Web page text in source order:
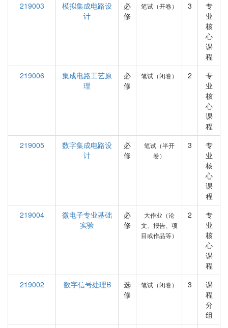
219003
模拟集成电路设
计
必
修
笔试（开卷） 3
专
业
核
心
课
程
219006
集成电路工艺原
理
必
修
笔试（闭卷） 2
专
业
核
心
课
程
219005
数字集成电路设
计
必
修
笔试（半开
卷）
3
专
业
核
心
课
程
219004
微电子专业基础
实验
必
修
大作业（论
文、报告、项
目或作品等）
2
专
业
核
心
课
程
219002
数字信号处理B
选
修
笔试（闭卷） 3
课
程
分
组